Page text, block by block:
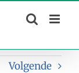
Volgende